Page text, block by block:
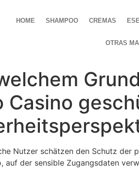
HOME SHAMPOO CREMAS
OTRAS
Casino
Nutzer schätzen den Schutz der
auf der sensible Zugangsdaten